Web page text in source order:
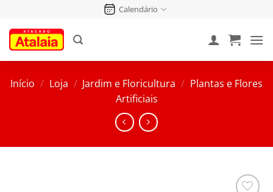
conteúdo
Calendário
Início / Loja / Jardim e Floricultura / Plantas e Flores
Artificiais